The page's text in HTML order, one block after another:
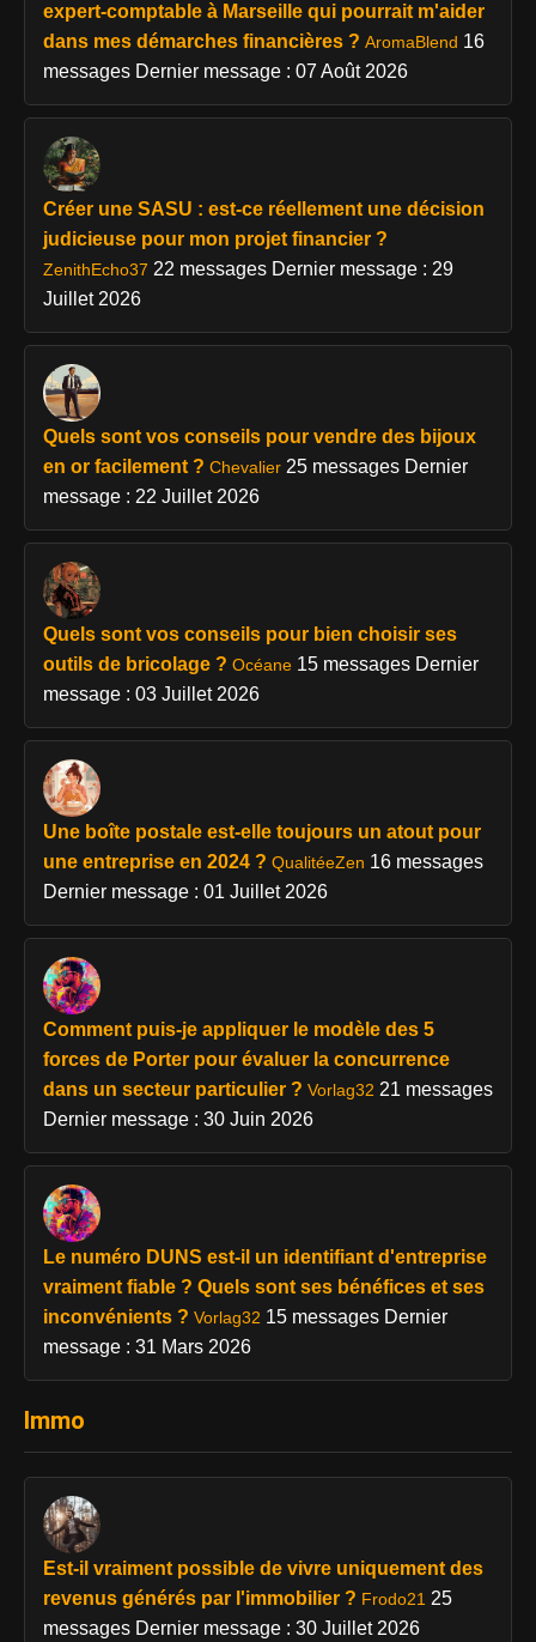
expert-comptable à Marseille qui pourrait m'aider
dans mes démarches financières ? AromaBlend 16
messages Dernier message : 07 Août 2026
Créer une SASU : est-ce réellement une décision
judicieuse pour mon projet financier ?
ZenithEcho37 22 messages Dernier message : 29
Juillet 2026
Quels sont vos conseils pour vendre des bijoux
en or facilement ? Chevalier 25 messages Dernier
message : 22 Juillet 2026
Quels sont vos conseils pour bien choisir ses
outils de bricolage ? Océane 15 messages Dernier
message : 03 Juillet 2026
Une boîte postale est-elle toujours un atout pour
une entreprise en 2024 ? QualitéeZen 16 messages
Dernier message : 01 Juillet 2026
Comment puis-je appliquer le modèle des 5
forces de Porter pour évaluer la concurrence
dans un secteur particulier ? Vorlag32 21 messages
Dernier message : 30 Juin 2026
Le numéro DUNS est-il un identifiant d'entreprise
vraiment fiable ? Quels sont ses bénéfices et ses
inconvénients ? Vorlag32 15 messages Dernier
message : 31 Mars 2026
Immo
Est-il vraiment possible de vivre uniquement des
revenus générés par l'immobilier ? Frodo21 25
messages Dernier message : 30 Juillet 2026